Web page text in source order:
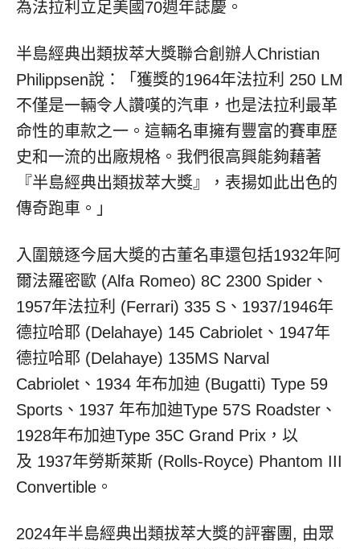
為法拉利立足美國70週年誌慶。
半島經典出類拔萃大獎聯合創辦人Christian
Philippsen說：「獲獎的1964年法拉利 250 LM
不僅是一輛令人讚嘆的汽車，也是法拉利最革
命性的車款之一。這輛名車擁有豐富的賽車歷
史和一流的出廠規格。我們很高興能夠藉著
『半島經典出類拔萃大獎』，表揚如此出色的
傳奇跑車。」
入圍競逐今屆大奬的古董名車還包括1932年阿
爾法羅密歐 (Alfa Romeo) 8C 2300 Spider、
1957年法拉利 (Ferrari) 335 S、1937/1946年
德拉哈耶 (Delahaye) 145 Cabriolet、1947年
德拉哈耶 (Delahaye) 135MS Narval
Cabriolet、1934 年布加迪 (Bugatti) Type 59
Sports、1937 年布加迪Type 57S Roadster、
1928年布加迪Type 35C Grand Prix，以
及 1937年勞斯萊斯 (Rolls-Royce) Phantom III
Convertible。
2024年半島經典出類拔萃大獎的評審團, 由眾